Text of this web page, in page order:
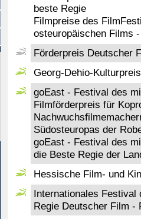
beste Regie
Filmpreise des
osteuropäischen Films
Förderpreis Deutscher
Georg-Dehio-
goEast - Festival des
Filmförderpreis für
Südosteuropas der
goEast - Festival des
die Beste Regie der
Hessische Film- und
Internationales Festival
Regie Deutscher Film -